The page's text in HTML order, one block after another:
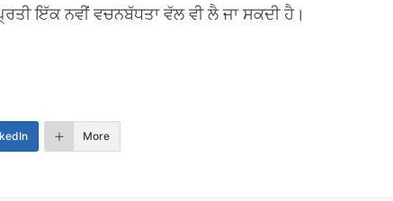
ਇੱਕ ਨਵੀਂ ਵਚਨਬੱਧਤਾ ਵੱਲ ਵੀ ਲੈ ਜਾ ਸਕਦੀ ਹੈ।
More